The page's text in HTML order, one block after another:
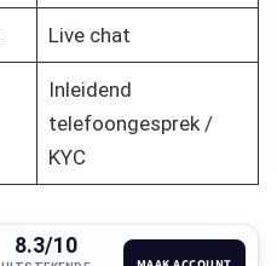
Live chat
Inleidend
telefoongesprek /
KYC
8.3/10